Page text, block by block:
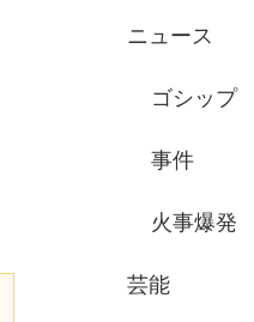
ニュース
ゴシップ
事件
火事爆発
芸能